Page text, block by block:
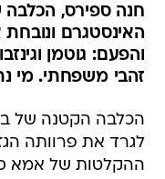
חנה ספירס, הכלבה
האינסטגרם
והפעם: גוטמן
זהבי משפחתי. מי
הכלבה הקטנה של
לגרד את פרוותה
ההקלטות של אמא